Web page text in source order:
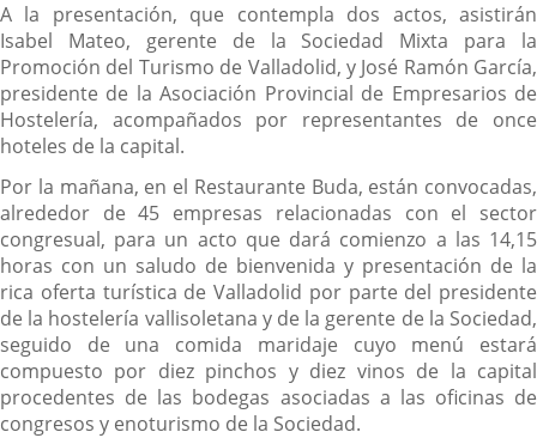
A la presentación, que contempla dos actos, asistirán
Isabel Mateo, gerente de la Sociedad Mixta para la
Promoción del Turismo de Valladolid, y José Ramón García,
presidente de la Asociación Provincial de Empresarios de
Hostelería, acompañados por representantes de once
hoteles de la capital.
Por la mañana, en el Restaurante Buda, están convocadas,
alrededor de 45 empresas relacionadas con el sector
congresual, para un acto que dará comienzo a las 14,15
horas con un saludo de bienvenida y presentación de la
rica oferta turística de Valladolid por parte del presidente
de la hostelería vallisoletana y de la gerente de la Sociedad,
seguido de una comida maridaje cuyo menú estará
compuesto por diez pinchos y diez vinos de la capital
procedentes de las bodegas asociadas a las oficinas de
congresos y enoturismo de la Sociedad.